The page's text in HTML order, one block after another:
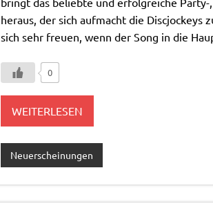
heraus, der sich aufmacht die Discjockeys
sich sehr freuen, wenn der Song in die
0
WEITERLESEN
Neuerscheinungen